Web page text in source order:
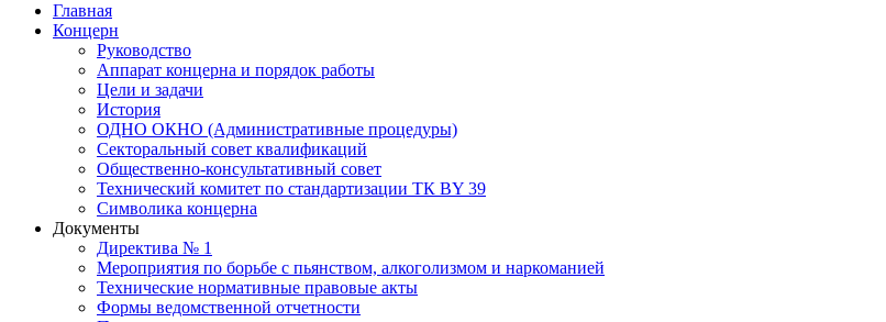
Главная
Концерн
Руководство
Аппарат концерна и порядок работы
Цели и задачи
История
ОДНО ОКНО (Административные процедуры)
Секторальный совет квалификаций
Общественно-консультативный совет
Технический комитет по стандартизации ТК BY 39
Символика концерна
Документы
Директива № 1
Мероприятия по борьбе с пьянством, алкоголизмом и наркоманией
Технические нормативные правовые акты
Формы ведомственной отчетности